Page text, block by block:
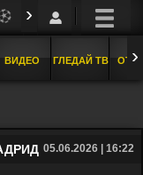
›
ВИДЕО ГЛЕДАЙ ТВ ›
05.06.2026 | 16:22